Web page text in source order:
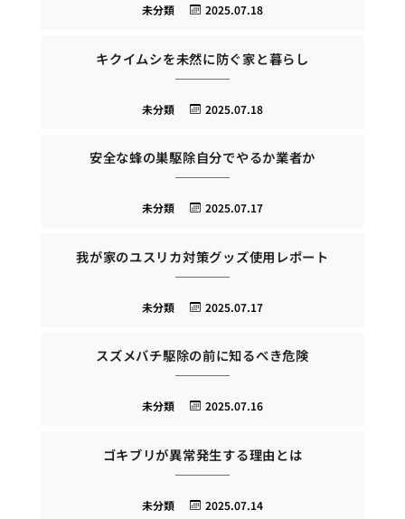
2025.07.18
未分類
キクイムシを未然に防ぐ家と暮らし
2025.07.18
未分類
安全な蜂の巣駆除自分でやるか業者か
2025.07.17
未分類
我が家のユスリカ対策グッズ使用レポート
2025.07.17
未分類
スズメバチ駆除の前に知るべき危険
2025.07.16
未分類
ゴキブリが異常発生する理由とは
2025.07.14
未分類